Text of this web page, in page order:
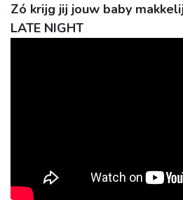
Zó krijg jij jouw baby
LATE NIGHT